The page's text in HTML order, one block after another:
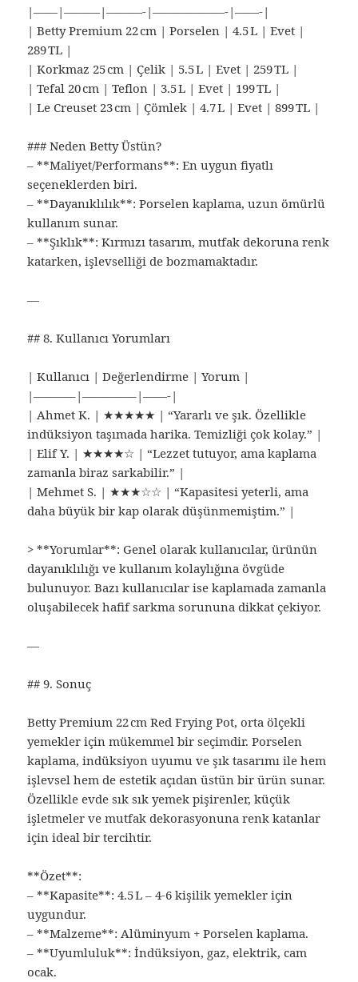
|——|———|———-|——————-|——-|
| Betty Premium 22 cm | Porselen | 4.5 L | Evet |
289 TL |
| Korkmaz 25 cm | Çelik | 5.5 L | Evet | 259 TL |
| Tefal 20 cm | Teflon | 3.5 L | Evet | 199 TL |
| Le Creuset 23 cm | Çömlek | 4.7 L | Evet | 899 TL |
### Neden Betty Üstün?
– **Maliyet/Performans**: En uygun fiyatlı
seçeneklerden biri.
– **Dayanıklılık**: Porselen kaplama, uzun ömürlü
kullanım sunar.
– **Şıklık**: Kırmızı tasarım, mutfak dekoruna renk
katarken, işlevselliği de bozmamaktadır.
—
## 8. Kullanıcı Yorumları
| Kullanıcı | Değerlendirme | Yorum |
|———–|————–|——-|
| Ahmet K. | ★★★★★ | “Yararlı ve şık. Özellikle
indüksiyon taşımada harika. Temizliği çok kolay.” |
| Elif Y. | ★★★★☆ | “Lezzet tutuyor, ama kaplama
zamanla biraz sarkabilir.” |
| Mehmet S. | ★★★☆☆ | “Kapasitesi yeterli, ama
daha büyük bir kap olarak düşünmemiştim.” |
> **Yorumlar**: Genel olarak kullanıcılar, ürünün
dayanıklılığı ve kullanım kolaylığına övgüde
bulunuyor. Bazı kullanıcılar ise kaplamada zamanla
oluşabilecek hafif sarkma sorununa dikkat çekiyor.
—
## 9. Sonuç
Betty Premium 22 cm Red Frying Pot, orta ölçekli
yemekler için mükemmel bir seçimdir. Porselen
kaplama, indüksiyon uyumu ve şık tasarımı ile hem
işlevsel hem de estetik açıdan üstün bir ürün sunar.
Özellikle evde sık sık yemek pişirenler, küçük
işletmeler ve mutfak dekorasyonuna renk katanlar
için ideal bir tercihtir.
**Özet**:
– **Kapasite**: 4.5 L – 4-6 kişilik yemekler için
uygundur.
– **Malzeme**: Alüminyum + Porselen kaplama.
– **Uyumluluk**: İndüksiyon, gaz, elektrik, cam
ocak.